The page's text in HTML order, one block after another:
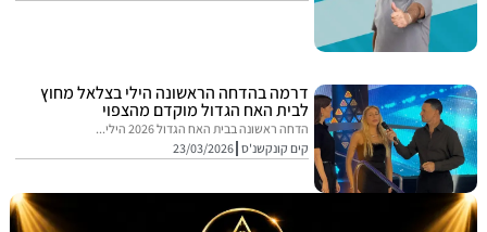
דרמה בהדחה הראשונה הילי בצלאל מחוץ
לבית האח הגדול מוקדם מהצפוי
הדחה ראשונה בבית האח הגדול 2026 הילי...
קים קונקשנ'ס 23/03/2026